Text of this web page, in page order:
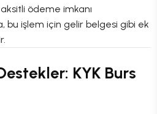
ödeme imkanı
bu işlem için gelir belgesi gibi ek
KYK Burs